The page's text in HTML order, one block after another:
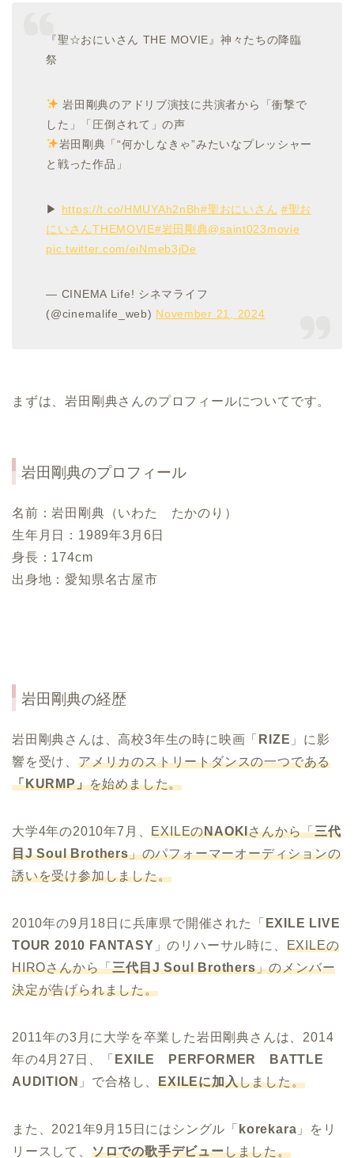
『聖☆おにいさん THE MOVIE』神々たちの降臨
祭
岩田剛典のアドリブ演技に共演者から「衝撃で
した」「圧倒されて」の声
岩田剛典「“何かしなきゃ”みたいなプレッシャー
と戦った作品」
▶ https://t.co/HMUYAh2nBh#聖おにいさん #聖お
にいさんTHEMOVIE#岩田剛典@saint023movie
pic.twitter.com/eiNmeb3jDe
— CINEMA Life! シネマライフ
(@cinemalife_web) November 21, 2024
まずは、岩田剛典さんのプロフィールについてです。
岩田剛典のプロフィール
名前：岩田剛典（いわた たかのり）
生年月日：1989年3月6日
身長：174cm
出身地：愛知県名古屋市
岩田剛典の経歴
岩田剛典さんは、高校3年生の時に映画「 RIZE 」に影
響を受け、 アメリカのストリートダンスの一つである
「KURMP」を始めました。
大学4年の2010年7月、EXILEのNAOKIさんから「三代
目J Soul Brothers」のパフォーマーオーディションの
誘いを受け参加しました。
2010年の9月18日に兵庫県で開催された「 EXILE LIVE
TOUR 2010 FANTASY 」のリハーサル時に、 EXILEの
HIROさんから「三代目J Soul Brothers」のメンバー
決定が告げられました。
2011年の3月に大学を卒業した岩田剛典さんは、2014
年の4月27日、「 EXILE PERFORMER BATTLE
AUDITION 」で合格し、EXILEに加入しました。
また、2021年9月15日にはシングル「 korekara 」をリ
リースして、 ソロでの歌手デビューしました。